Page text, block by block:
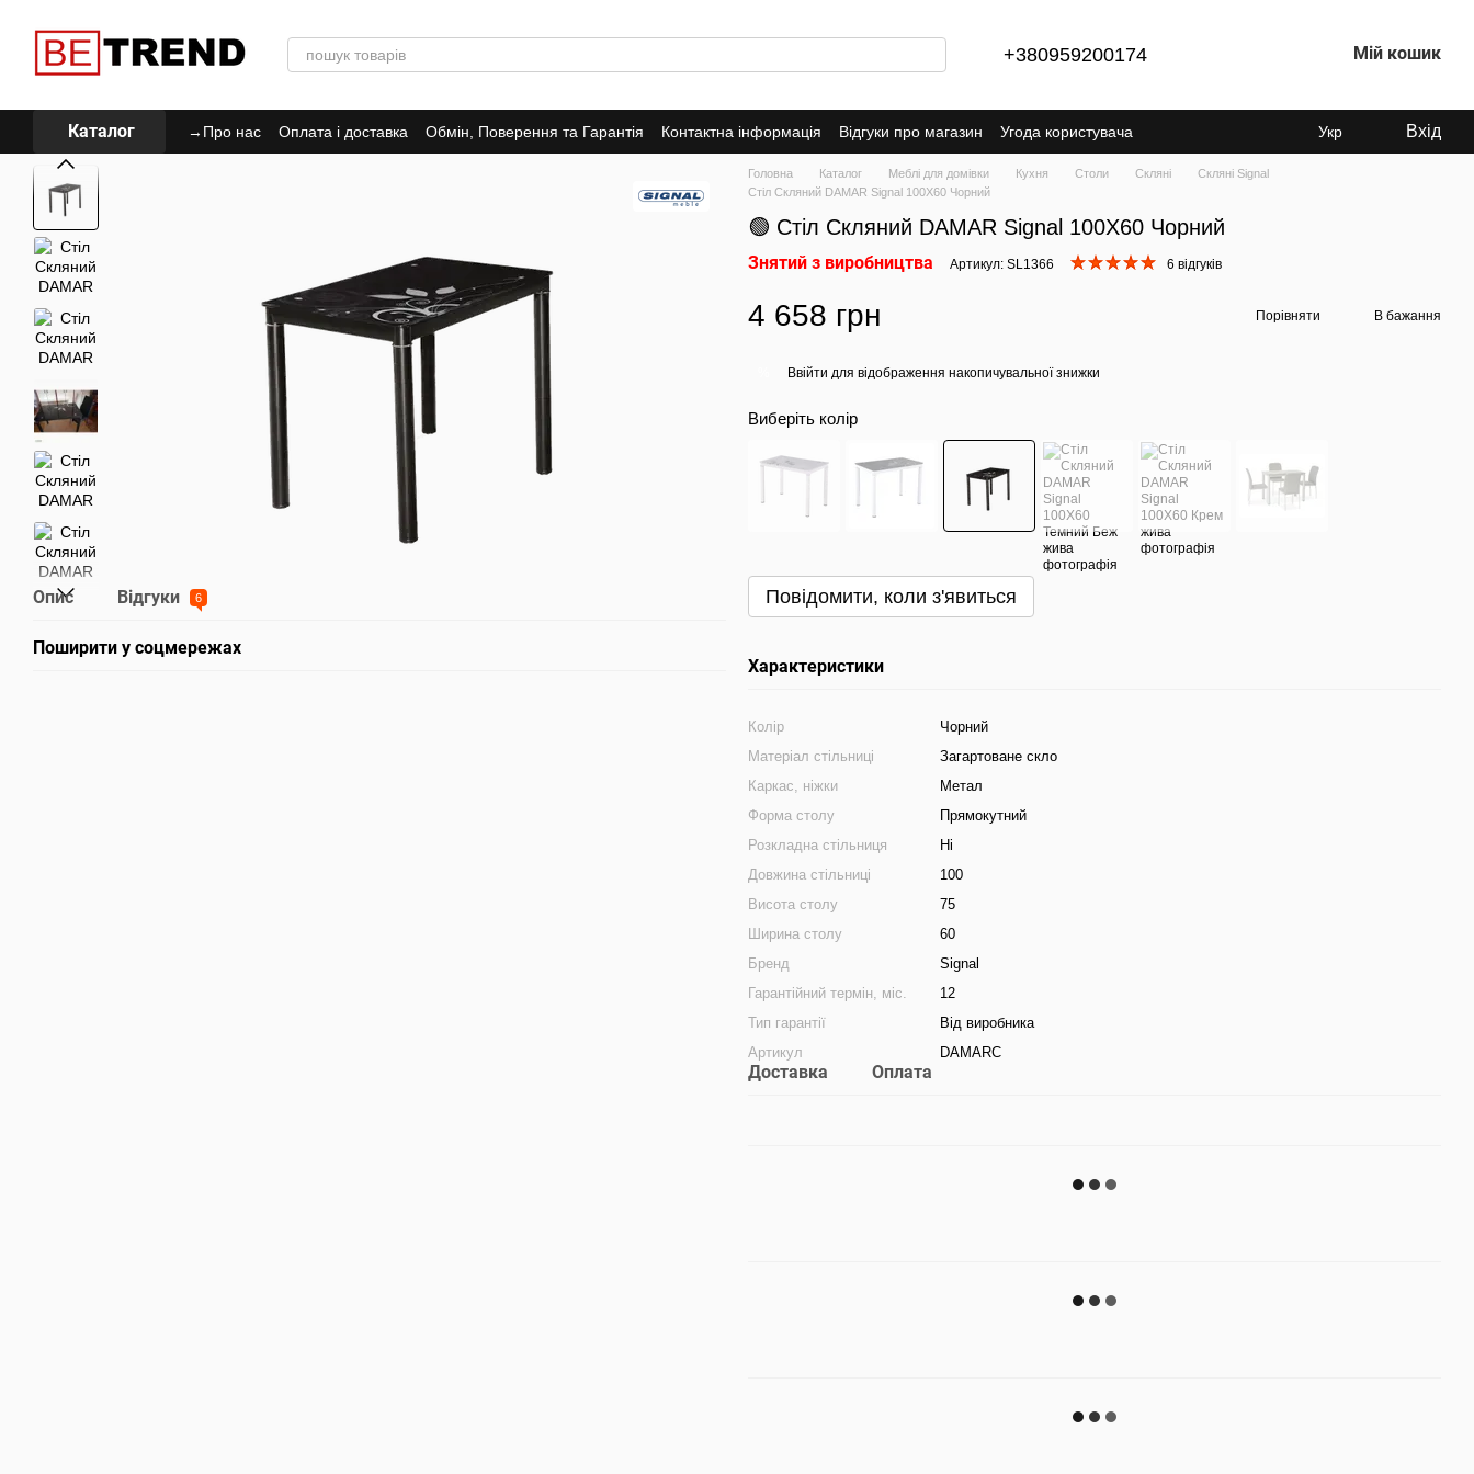
+380959200174 Мій кошик
Каталог →Про нас Оплата і доставка Обмін, Поверення та Гарантія Контактна інформація Відгуки про магазин
Угода користувача
Політика Конфіденційності
Укр Вхід
Опис Відгуки 6
Поширити у соцмережах
Головна Каталог Меблі для домівки Кухня Столи Скляні
Скляні Signal
Стіл Скляний DAMAR Signal 100X60 Чорний
🟢 Стіл Скляний DAMAR Signal 100X60 Чорний
Знятий з виробництва Артикул: SL1366 6 відгуків
4 658 грн Порівняти В бажання
Ввійти для відображення накопичувальної знижки
Виберіть колір
Повідомити, коли з'явиться
Характеристики
Колір
Чорний
Матеріал стільниці
Загартоване скло
Каркас, ніжки
Метал
Форма столу
Прямокутний
Розкладна стільниця
Ні
Довжина стільниці
100
Висота столу
75
Ширина столу
60
Бренд
Signal
Гарантійний термін, міс.
12
Тип гарантії
Від виробника
Артикул
DAMARC
Доставка Оплата